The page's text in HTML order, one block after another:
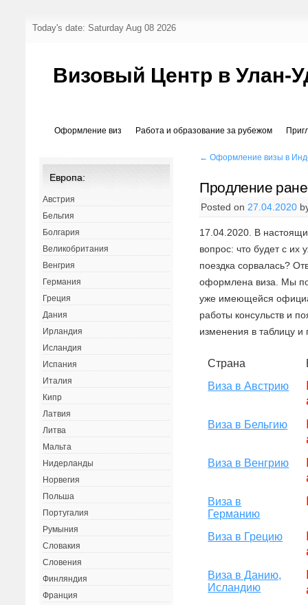
Today's date: Saturday Aug 08 2026
Визовый Центр в Улан-
Оформление виз Работа и образование за рубежом
← Оформление визы в
Продление
Posted on 27.04.2020
17.04.2020. В
вопрос: что будет с
поездка сорвалась?
оформлена виза. Мы
уже имеющейся
работы консульств и
изменения в таблицу и
Страна
Виза в Австрию
Виза в Бельгию
Виза в Венгрию
Виза в
Германию
Виза в Грецию
Виза в Данию,
Исландию
Европа:
Австрия
Бельгия
Болгария
Великобритания
Венгрия
Германия
Греция
Дания
Ирландия
Исландия
Испания
Италия
Кипр
Латвия
Литва
Мальта
Нидерланды
Норвегия
Польша
Португалия
Румыния
Словакия
Словения
Финляндия
Франция